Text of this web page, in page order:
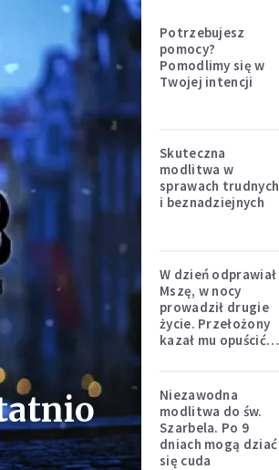
Potrzebujesz
pomocy?
Pomodlimy się w
Twojej intencji
Skuteczna
modlitwa w
sprawach trudnych
i beznadziejnych
W dzień odprawiał
Mszę, w nocy
prowadził drugie
życie. Przełożony
kazał mu opuścić
Niezawodna
modlitwa do św.
Szarbela. Po 9
dniach mogą dziać
się cuda